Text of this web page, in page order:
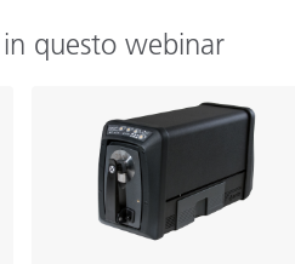
questo webinar